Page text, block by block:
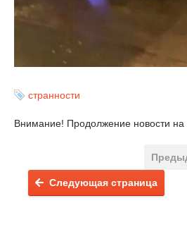
странности
Внимание! Продолжение новости
Следующая страница